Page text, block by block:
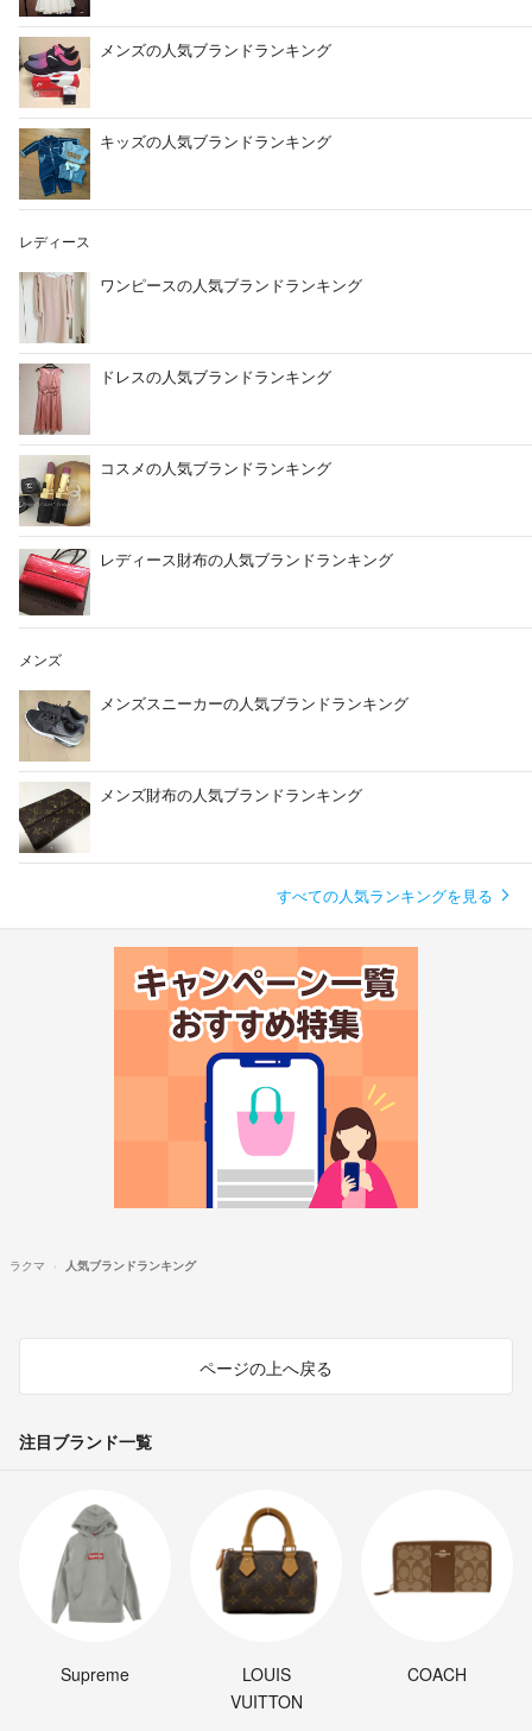
メンズの人気ブランドランキング
キッズの人気ブランドランキング
レディース
ワンピースの人気ブランドランキング
ドレスの人気ブランドランキング
コスメの人気ブランドランキング
レディース財布の人気ブランドランキング
メンズ
メンズスニーカーの人気ブランドランキング
メンズ財布の人気ブランドランキング
すべての人気ランキングを見る
ラクマ 人気ブランドランキング
ページの上へ戻る
注目ブランド一覧
Supreme
LOUIS
VUITTON
COACH